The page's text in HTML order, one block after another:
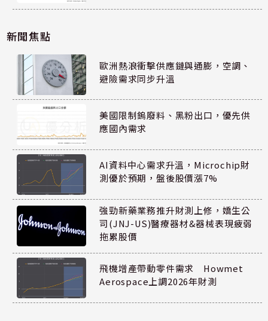
新聞焦點
歐洲熱浪衝擊供應鏈與通膨，空調、
避險需求同步升溫
美國限制鎢廢料、黑粉出口，優先供
應國內需求
AI資料中心需求升溫，Microchip財
測優於預期，盤後股價漲7%
強勁新藥業務推升財測上修，嬌生公
司(JNJ-US)醫療器材&器械表現疲弱
拖累股價
飛機增產帶動零件需求 Howmet
Aerospace上調2026年財測